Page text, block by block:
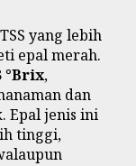
yang lebih
epal merah.
°Brix,
dan
Epal jenis ini
tinggi,